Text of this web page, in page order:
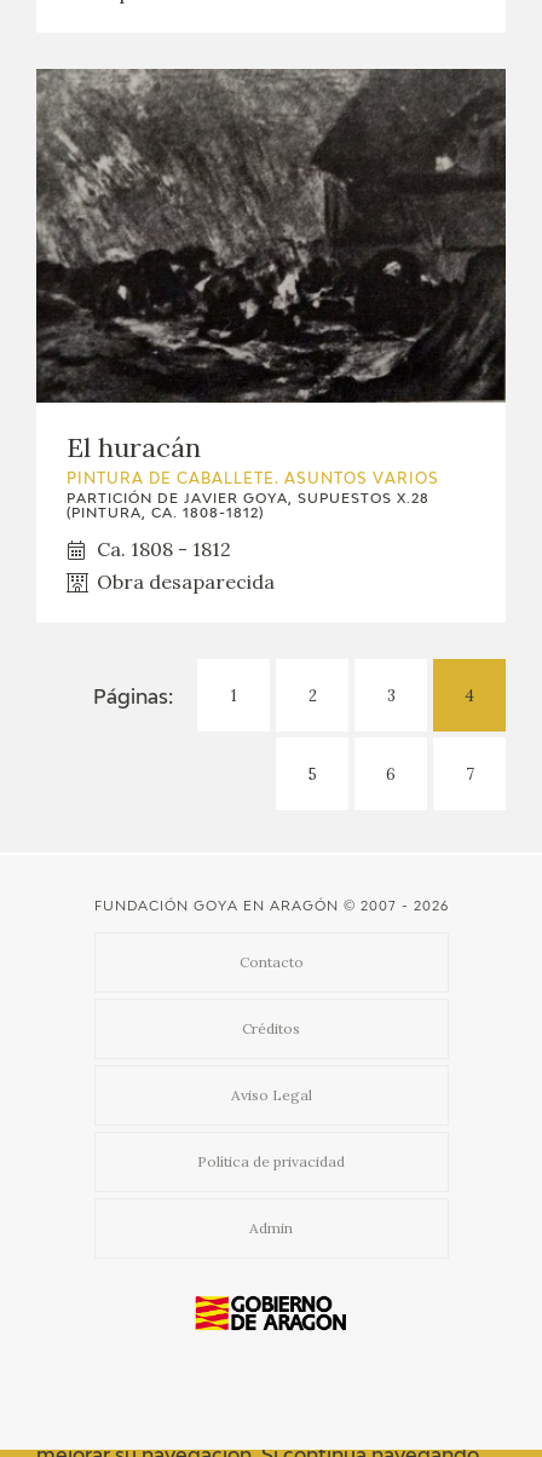
El huracán
PINTURA DE CABALLETE. ASUNTOS VARIOS
PARTICIÓN DE JAVIER GOYA, SUPUESTOS X.28
(PINTURA, CA. 1808-1812)
Ca. 1808 - 1812
Obra desaparecida
Páginas: 1 2 3 4
5 6 7
FUNDACIÓN GOYA EN ARAGÓN © 2007 - 2026
Contacto
Créditos
Aviso Legal
Política de privacidad
Admin